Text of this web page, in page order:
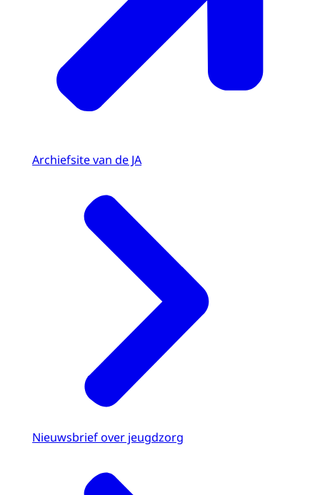
Archiefsite van de JA
Nieuwsbrief over jeugdzorg